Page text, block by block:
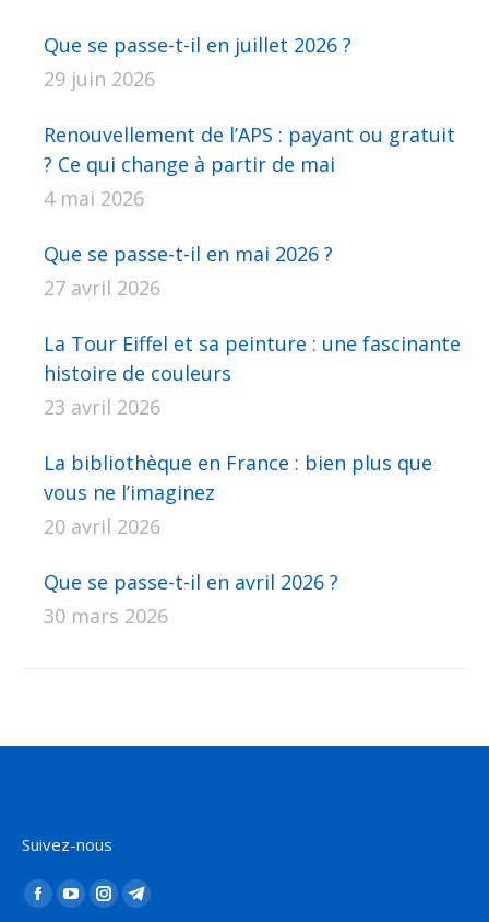
Que se passe-t-il en juillet 2026 ?
29 juin 2026
Renouvellement de l’APS : payant ou gratuit
? Ce qui change à partir de mai
4 mai 2026
Que se passe-t-il en mai 2026 ?
27 avril 2026
La Tour Eiffel et sa peinture : une fascinante
histoire de couleurs
23 avril 2026
La bibliothèque en France : bien plus que
vous ne l’imaginez
20 avril 2026
Que se passe-t-il en avril 2026 ?
30 mars 2026
Suivez-nous
Trouvez nous sur :
La
La La La